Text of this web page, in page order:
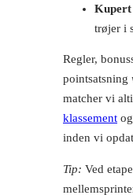
Kupert
trøjer i
Regler,
pointsatsning
matcher vi
klassement
inden vi
Tip: Ved